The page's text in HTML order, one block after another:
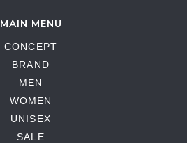
MAIN MENU
CONCEPT
BRAND
MEN
WOMEN
UNISEX
SALE